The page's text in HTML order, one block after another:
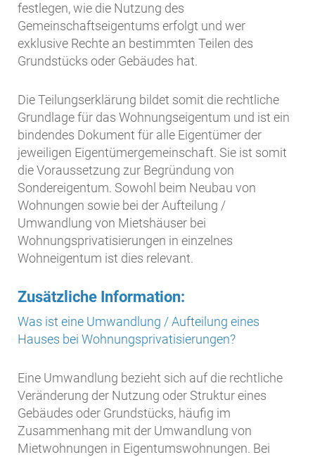
festlegen, wie die Nutzung des
Gemeinschaftseigentums erfolgt und wer
exklusive Rechte an bestimmten Teilen des
Grundstücks oder Gebäudes hat.
Die Teilungserklärung bildet somit die rechtliche
Grundlage für das Wohnungseigentum und ist ein
bindendes Dokument für alle Eigentümer der
jeweiligen Eigentümergemeinschaft. Sie ist somit
die Voraussetzung zur Begründung von
Sondereigentum. Sowohl beim Neubau von
Wohnungen sowie bei der Aufteilung /
Umwandlung von Mietshäuser bei
Wohnungsprivatisierungen in einzelnes
Wohneigentum ist dies relevant.
Zusätzliche Information:
Was ist eine Umwandlung / Aufteilung eines
Hauses bei Wohnungsprivatisierungen?
Eine Umwandlung bezieht sich auf die rechtliche
Veränderung der Nutzung oder Struktur eines
Gebäudes oder Grundstücks, häufig im
Zusammenhang mit der Umwandlung von
Mietwohnungen in Eigentumswohnungen. Bei